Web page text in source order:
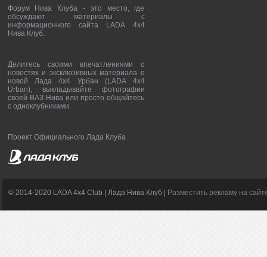
Форум Нива Клуба - это место, где
обсуждают материалы с
информационного сайта LADA 4x4
Нива Клуб.
Делитесь своими впечатлениями о
новостях и эксклюзивных материала о
новой Лада 4х4 Урбан (LADA 4x4
Urban), выкладывайте фотографии
своей ВАЗ Нива или просто общайтесь
с одноклубниками.
Проект Официального Лада Клуба
© 2014-2020 LADA 4x4 Club | Лада Нива Клуб | Разместить рекламу на